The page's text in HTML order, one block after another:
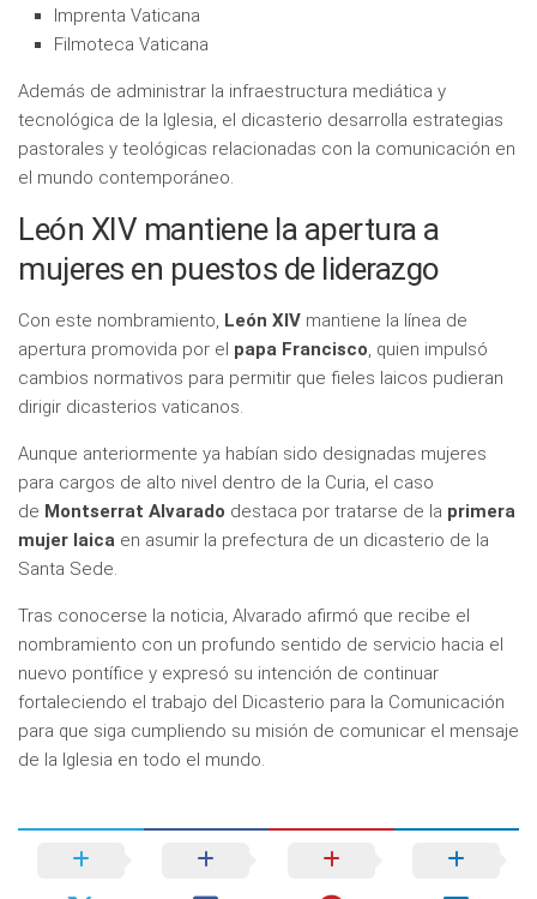
Imprenta Vaticana
Filmoteca Vaticana
Además de administrar la infraestructura mediática y
tecnológica de la Iglesia, el dicasterio desarrolla estrategias
pastorales y teológicas relacionadas con la comunicación en
el mundo contemporáneo.
León XIV mantiene la apertura a
mujeres en puestos de liderazgo
Con este nombramiento, León XIV mantiene la línea de
apertura promovida por el papa Francisco, quien impulsó
cambios normativos para permitir que fieles laicos pudieran
dirigir dicasterios vaticanos.
Aunque anteriormente ya habían sido designadas mujeres
para cargos de alto nivel dentro de la Curia, el caso
de Montserrat Alvarado destaca por tratarse de la primera
mujer laica en asumir la prefectura de un dicasterio de la
Santa Sede.
Tras conocerse la noticia, Alvarado afirmó que recibe el
nombramiento con un profundo sentido de servicio hacia el
nuevo pontífice y expresó su intención de continuar
fortaleciendo el trabajo del Dicasterio para la Comunicación
para que siga cumpliendo su misión de comunicar el mensaje
de la Iglesia en todo el mundo.